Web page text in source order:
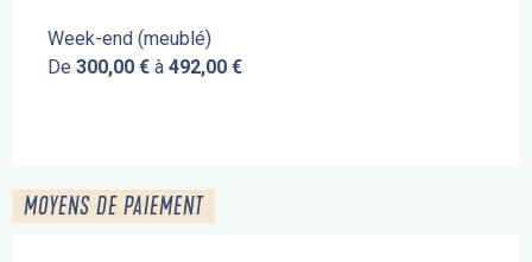
Week-end (meublé)
De 300,00 € à 492,00 €
MOYENS DE PAIEMENT